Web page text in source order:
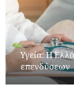
Υγεία: Η
επενδύσεων